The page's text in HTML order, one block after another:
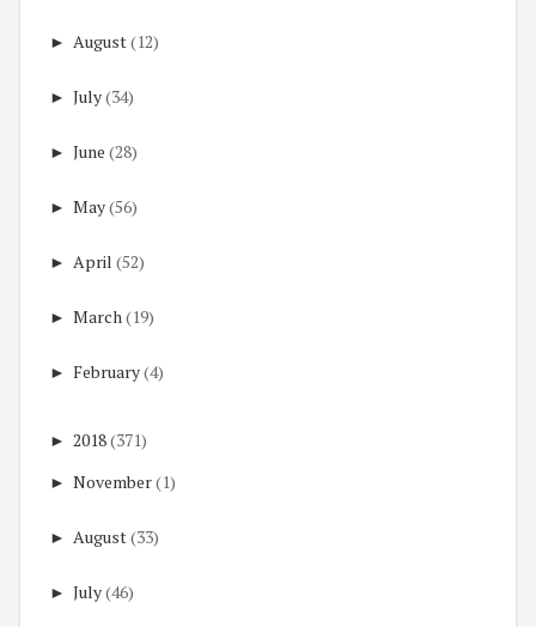
► August(12)
► July(34)
► June (28)
► May(56)
► April (52)
► March(19)
► February(4)
► 2018(371)
► November(1)
► August(33)
► July(46)